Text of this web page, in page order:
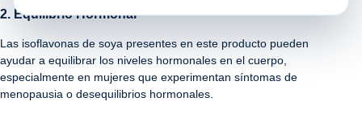
2. Equilibrio Hormonal
Las isoflavonas de soya presentes en este producto pueden
ayudar a equilibrar los niveles hormonales en el cuerpo,
especialmente en mujeres que experimentan síntomas de
menopausia o desequilibrios hormonales.